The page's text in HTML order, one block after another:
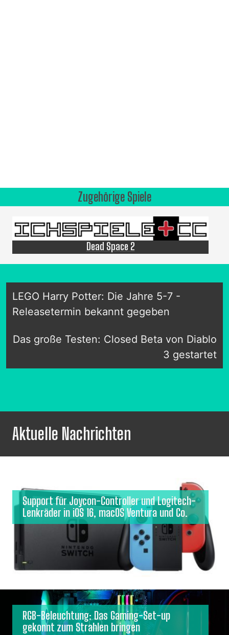
Zugehörige Spiele
Dead Space 2
LEGO Harry Potter: Die Jahre 5-7 -
Releasetermin bekannt gegeben
Das große Testen: Closed Beta von Diablo
3 gestartet
Aktuelle Nachrichten
Support für Joycon-Controller und Logitech-
Lenkräder in iOS 16, macOS Ventura und Co.
RGB-Beleuchtung: Das Gaming-Set-up
gekonnt zum Strahlen bringen